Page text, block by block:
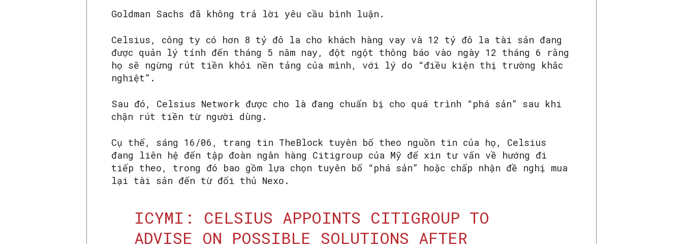
Goldman Sachs đã không trả lời yêu cầu bình luận.
Celsius, công ty có hơn 8 tỷ đô la cho khách hàng vay và 12 tỷ đô la tài sản đang
được quản lý tính đến tháng 5 năm nay, đột ngột thông báo vào ngày 12 tháng 6 rằng
họ sẽ ngừng rút tiền khỏi nền tảng của mình, với lý do “điều kiện thị trường khắc
nghiệt”.
Sau đó, Celsius Network được cho là đang chuẩn bị cho quá trình “phá sản” sau khi
chặn rút tiền từ người dùng.
Cụ thể, sáng 16/06, trang tin TheBlock tuyên bố theo nguồn tin của họ, Celsius
đang liên hệ đến tập đoàn ngân hàng Citigroup của Mỹ để xin tư vấn về hướng đi
tiếp theo, trong đó bao gồm lựa chọn tuyên bố “phá sản” hoặc chấp nhận đề nghị mua
lại tài sản đến từ đối thủ Nexo.
ICYMI: CELSIUS APPOINTS CITIGROUP TO
ADVISE ON POSSIBLE SOLUTIONS AFTER